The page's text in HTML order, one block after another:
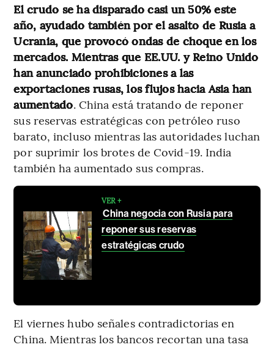
El crudo se ha disparado casi un 50% este
año, ayudado también por el asalto de Rusia a
Ucrania, que provocó ondas de choque en los
mercados. Mientras que EE.UU. y Reino Unido
han anunciado prohibiciones a las
exportaciones rusas, los flujos hacia Asia han
aumentado. China está tratando de reponer
sus reservas estratégicas con petróleo ruso
barato, incluso mientras las autoridades luchan
por suprimir los brotes de Covid-19. India
también ha aumentado sus compras.
VER +
China negocia con Rusia para
reponer sus reservas
estratégicas crudo
El viernes hubo señales contradictorias en
China. Mientras los bancos recortan una tasa